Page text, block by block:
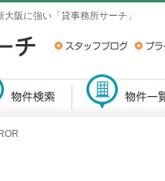
阪に強い「貸事務所サーチ」